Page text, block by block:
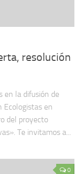
resolución
en la difusión de
Ecologistas en
del proyecto
Te invitamos a...
0